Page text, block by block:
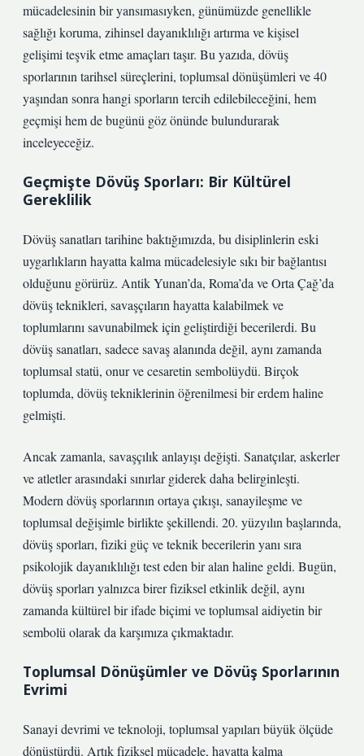
mücadelesinin bir yansımasıyken, günümüzde genellikle
sağlığı koruma, zihinsel dayanıklılığı artırma ve kişisel
gelişimi teşvik etme amaçları taşır. Bu yazıda, dövüş
sporlarının tarihsel süreçlerini, toplumsal dönüşümleri ve 40
yaşından sonra hangi sporların tercih edilebileceğini, hem
geçmişi hem de bugünü göz önünde bulundurarak
inceleyeceğiz.
Geçmişte Dövüş Sporları: Bir Kültürel
Gereklilik
Dövüş sanatları tarihine baktığımızda, bu disiplinlerin eski
uygarlıkların hayatta kalma mücadelesiyle sıkı bir bağlantısı
olduğunu görürüz. Antik Yunan’da, Roma’da ve Orta Çağ’da
dövüş teknikleri, savaşçıların hayatta kalabilmek ve
toplumlarını savunabilmek için geliştirdiği becerilerdi. Bu
dövüş sanatları, sadece savaş alanında değil, aynı zamanda
toplumsal statü, onur ve cesaretin sembolüydü. Birçok
toplumda, dövüş tekniklerinin öğrenilmesi bir erdem haline
gelmişti.
Ancak zamanla, savaşçılık anlayışı değişti. Sanatçılar, askerler
ve atletler arasındaki sınırlar giderek daha belirginleşti.
Modern dövüş sporlarının ortaya çıkışı, sanayileşme ve
toplumsal değişimle birlikte şekillendi. 20. yüzyılın başlarında,
dövüş sporları, fiziki güç ve teknik becerilerin yanı sıra
psikolojik dayanıklılığı test eden bir alan haline geldi. Bugün,
dövüş sporları yalnızca birer fiziksel etkinlik değil, aynı
zamanda kültürel bir ifade biçimi ve toplumsal aidiyetin bir
sembolü olarak da karşımıza çıkmaktadır.
Toplumsal Dönüşümler ve Dövüş Sporlarının
Evrimi
Sanayi devrimi ve teknoloji, toplumsal yapıları büyük ölçüde
dönüştürdü. Artık fiziksel mücadele, hayatta kalma